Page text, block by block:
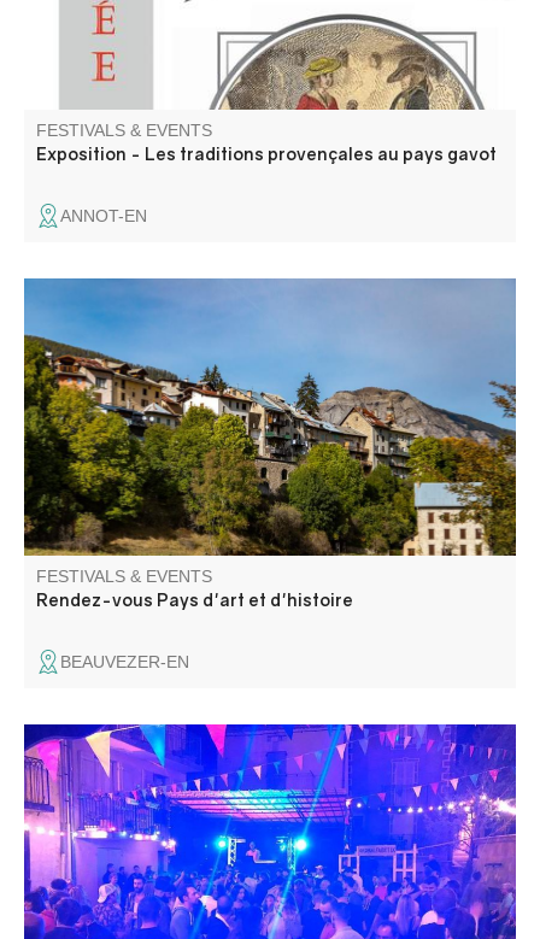
FESTIVALS & EVENTS
Exposition - Les traditions provençales au pays gavot
ANNOT-EN
Une balade contée où récits et paroles d’un agent de
l’ONF se croisent pour évoquer le paysage et le
reboisement.
FESTIVALS & EVENTS
Rendez-vous Pays d'art et d'histoire
BEAUVEZER-EN
C'est la Fête au village